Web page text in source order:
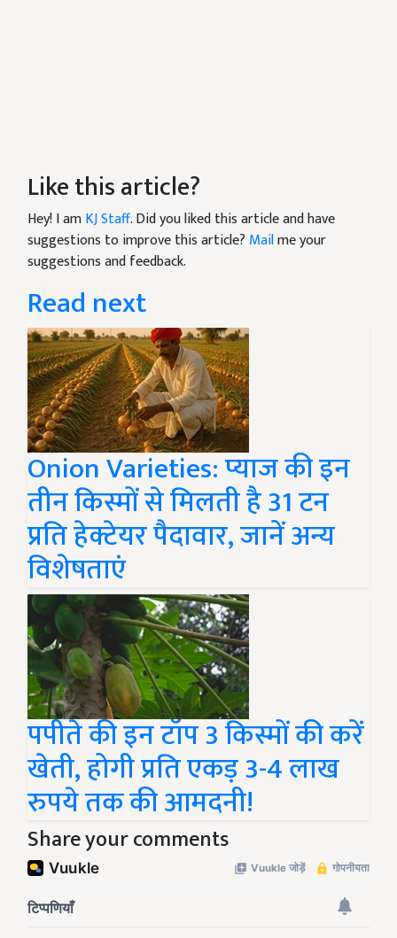
Like this article?
Hey! I amKJ Staff. Did you liked this article and have
suggestions to improve this article? Mailme your
suggestions and feedback.
Read next
Onion Varieties: प्याज की इन
तीन किस्मों से मिलती है 31 टन
प्रति हेक्टेयर पैदावार, जानें अन्य
विशेषताएं
पपीते की इन टॉप 3 किस्मों की करें
खेती, होगी प्रति एकड़ 3-4 लाख
रुपये तक की आमदनी!
Share your comments